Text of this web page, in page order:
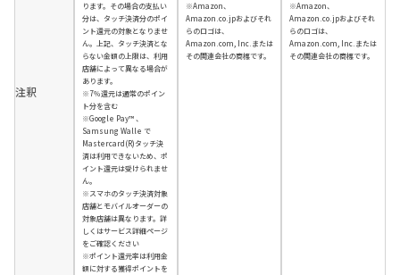
注釈
ります。その場合の支払い
分は、タッチ決済分のポイ
ント還元の対象となりませ
ん。上記、タッチ決済とな
らない金額の上限は、利用
店舗によって異なる場合が
あります。
※7％還元は通常のポイン
ト分を含む
※Google Pay™ 、
Samsung Walle で
Mastercard(R)タッチ決
済は利用できないため、ポ
イント還元は受けられませ
ん。
※スマホのタッチ決済対象
店舗とモバイルオーダーの
対象店舗は異なります。詳
しくはサービス詳細ページ
をご確認ください
※ポイント還元率は利用金
額に対する獲得ポイントを
※Amazon、
Amazon.co.jpおよびそれ
らのロゴは、
Amazon.com, Inc.または
その関連会社の商標です。
※Amazon、
Amazon.co.jpおよびそれ
らのロゴは、
Amazon.com, Inc.または
その関連会社の商標です。